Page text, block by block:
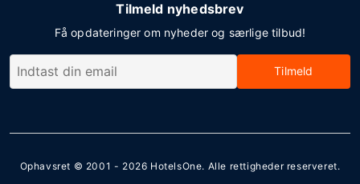
Tilmeld nyhedsbrev
Få opdateringer om nyheder og særlige tilbud!
Tilmeld
Ophavsret © 2001 - 2026 HotelsOne. Alle rettigheder reserveret.